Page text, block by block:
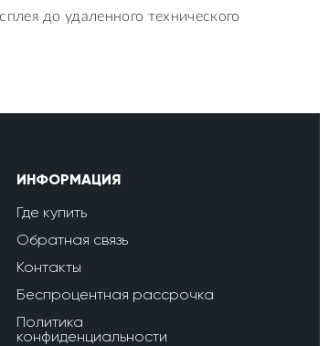
до удаленного технического
ИНФОРМАЦИЯ
Где купить
Обратная связь
Контакты
Беспроцентная рассрочка
Политика
конфиденциальности